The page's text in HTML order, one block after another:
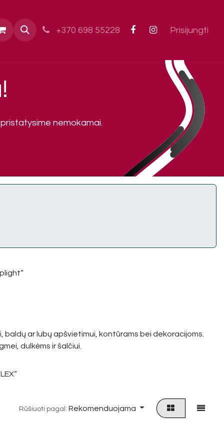
+370 698 55228 Prisijungti
nemokamai.
ar lubų apšvietimui, kontūrams bei dekoracijoms.
dulkėms ir šalčiui.
Rūšiuoti pagal: Rekomenduojama